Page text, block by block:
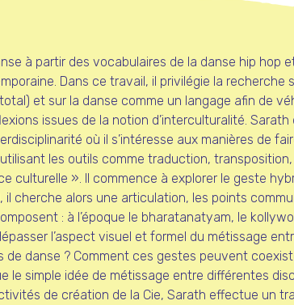
à partir des vocabulaires de la danse hip hop
Dans ce travail, il privilégie la recherche
et sur la danse comme un langage afin de
issues de la notion d’interculturalité.
où il s’intéresse aux manières de
les outils comme traduction,
culturelle ». Il commence à explorer le geste
il cherche alors une articulation, les points
: à l’époque le bharatanatyam, le
l’aspect visuel et formel du métissage
danse ? Comment ces gestes peuvent
le simple idée de métissage entre différentes
de création de la Cie, Sarath effectue un